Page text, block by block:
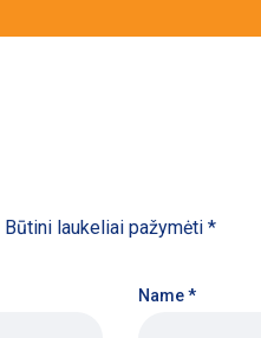
Būtini laukeliai pažymėti *
Name*